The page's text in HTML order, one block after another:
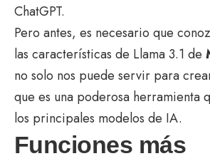
ChatGPT.
Pero antes, es necesario que
las características de Llama 3.1 de
no solo nos puede servir para
que es una poderosa herramienta
los principales modelos de IA.
Funciones más